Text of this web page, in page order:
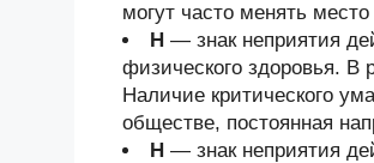
могут часто менять
Н — знак неприятия
физического здоровья. В
Наличие критического
обществе, постоянная
Н — знак неприятия